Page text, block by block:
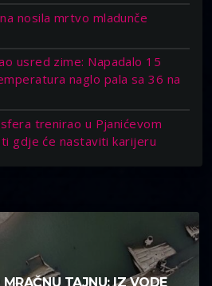
nosila mrtvo mladunče
usred zime: Napadalo 15
naglo pala sa 36 na
trenirao u Pjanićevom
gdje će nastaviti karijeru
MRAČNU TAJNU: IZ VODE